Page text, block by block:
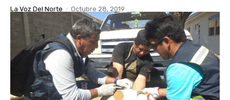
La Voz Del Norte - Octubre 28, 2019